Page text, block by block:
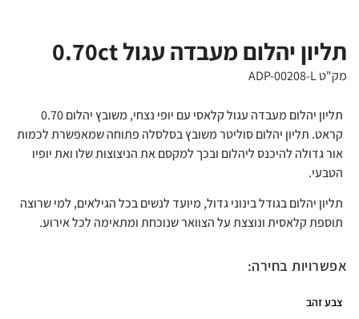
תליון יהלום מעבדה עגול 0.70ct
מק"ט ADP-00208-L
תליון יהלום מעבדה עגול קלאסי עם יופי נצחי, משובץ יהלום 0.70
קראט. תליון יהלום סוליטר משובץ בסלסלה פתוחה שמאפשרת לכמות
אור גדולה להיכנס ליהלום ובכך למקסם את הניצוצות שלו ואת יופיו
הטבעי.
תליון יהלום בגודל בינוני גדול, מיועד לנשים בכל הגילאים, למי שרוצה
תוספת קלאסית ונוצצת על הצוואר שנוכחת ומתאימה לכל אירוע.
אפשרויות בחירה:
צבע זהב